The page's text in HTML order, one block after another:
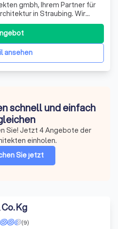
gmbh, Ihrem Partner für
in Straubing. Wir
Gewerbe- und
Wohnhäuser, Schulen und
Ansatz basiert auf einem
Bauherren,
ansehen
schnell und einfach
Sie! Jetzt 4 Angebote der
einholen.
Sie jetzt
Kg
(9)